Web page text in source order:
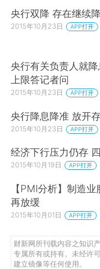
央行双降 存在继续
2015年10月23日 APP打开
央行有关负责人就
上限答记者问
2015年10月23日 APP打开
央行降息降准 放开
2015年10月23日 APP打开
经济下行压力仍存
2015年10月19日 APP打开
【PMI分析】制造
再放缓
2015年10月01日 APP打开
财新网所刊载内容之知识
专属所有或持有。未经许
建立镜像等任何使用。